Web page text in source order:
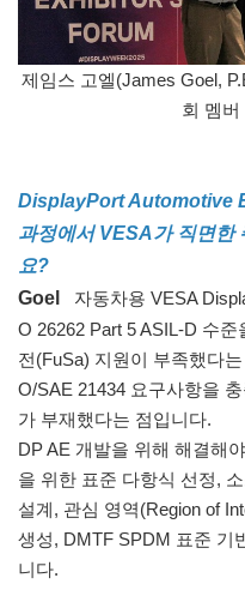
제임스 고엘(James Goel,
회 멤
DisplayPort Automotive
과정에서 VESA가 직면한
요?
Goel
자동차용 VESA
O 26262 Part 5 ASIL-D 수
전(FuSa) 지원이 부족했다
O/SAE 21434 요구사항을
가 부재했다는 점입니다.
DP AE 개발을 위해 해결해
을 위한 표준 다항식 선정,
설계, 관심 영역(Region of
생성, DMTF SPDM 표준 기
니다.